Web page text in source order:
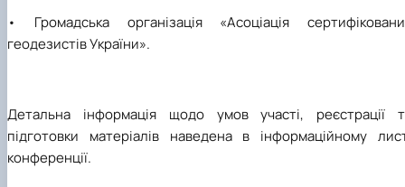
• Громадська організація «Асоціація
геодезистів України».
Детальна інформація щодо умов участі, реєстрації
підготовки матеріалів наведена в інформаційному
конференції.